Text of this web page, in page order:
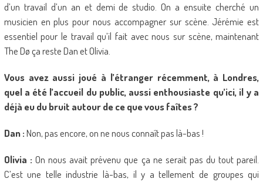
d’un travail d’un an et demi de studio. On a ensuite cherché un
musicien en plus pour nous accompagner sur scène. Jérémie est
essentiel pour le travail qu’il fait avec nous sur scène, maintenant
The Dø ça reste Dan et Olivia.
Vous avez aussi joué à l’étranger récemment, à Londres,
quel a été l’accueil du public, aussi enthousiaste qu’ici, il y a
déjà eu du bruit autour de ce que vous faîtes ?
Dan :Non, pas encore, on ne nous connaît pas là-bas !
Olivia : On nous avait prévenu que ça ne serait pas du tout pareil.
C’est une telle industrie là-bas, il y a tellement de groupes qui